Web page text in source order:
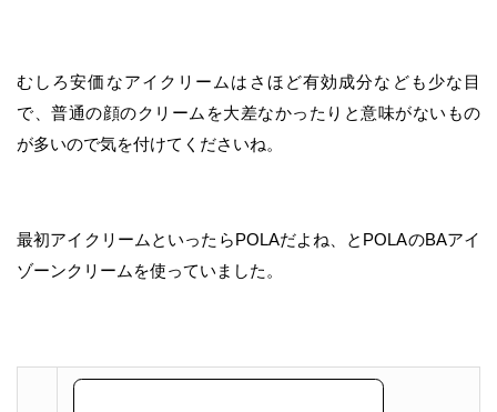
むしろ安価なアイクリームはさほど有効成分なども少な目
で、普通の顔のクリームを大差なかったりと意味がないもの
が多いので気を付けてくださいね。
最初アイクリームといったらPOLAだよね、とPOLAのBAアイ
ゾーンクリームを使っていました。